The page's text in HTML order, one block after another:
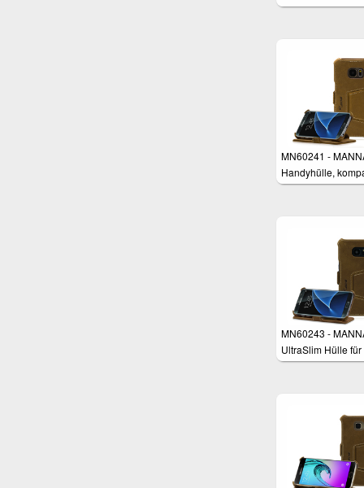
Samsung Galaxy
MN60241 -
Handyhülle,
mit Samsung
Cover für
MN60243 -
UltraSlim Hülle für
Samsung Galaxy